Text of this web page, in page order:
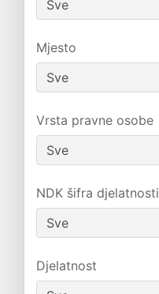
Mjesto
Vrsta pravne osobe
NDK šifra djelatnosti
Djelatnost